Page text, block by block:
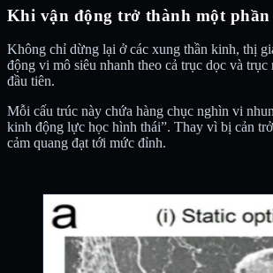
Khi vận động trở thành một
Không chỉ dừng lại ở các xung thần kinh, thị
động vi mô siêu nhanh theo cả trục dọc và
đầu tiên.
Mỗi cấu trúc này chứa hàng chục nghìn vi
kinh động lực học hình thái”. Thay vì bị cản
cảm quang đạt tới mức đỉnh.